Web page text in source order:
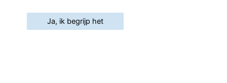
Met sommige collega’s of professionals, stuk voor stuk
Ja, ik begrijp het